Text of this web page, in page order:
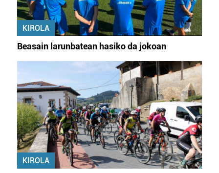
KIROLA
Beasain larunbatean hasiko da jokoan
KIROLA